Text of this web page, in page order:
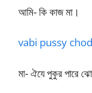
আমি- কি কাজ মা।
vabi pussy choda
মা- ঐযে পুকুর পারে